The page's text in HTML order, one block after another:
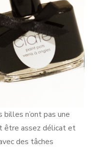
n’ont pas une
être assez délicat et
des tâches